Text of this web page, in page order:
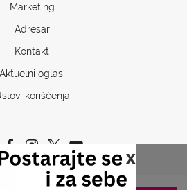
x
Marketing
Adresar
Kontakt
Aktuelni oglasi
korišćenja